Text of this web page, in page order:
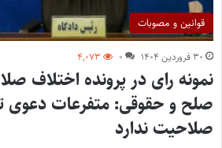
قوانین و مصوبات
۳۰ فروردین ۱۴۰۴ ۰ ۴,۰۷۳
نمونه رای در پرونده اختلاف
صلح و حقوقی: متفرعات دعوی
صلاحیت ندارد